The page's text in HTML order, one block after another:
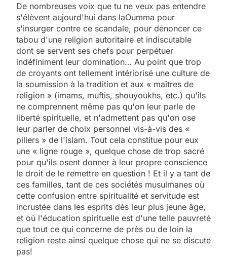
De nombreuses voix que tu ne veux pas entendre
s'élèvent aujourd'hui dans laOumma pour
s'insurger contre ce scandale, pour dénoncer ce
tabou d'une religion autoritaire et indiscutable
dont se servent ses chefs pour perpétuer
indéfiniment leur domination… Au point que trop
de croyants ont tellement intériorisé une culture de
la soumission à la tradition et aux « maîtres de
religion » (imams, muftis, shouyoukhs, etc.) qu'ils
ne comprennent même pas qu'on leur parle de
liberté spirituelle, et n'admettent pas qu'on ose
leur parler de choix personnel vis-à-vis des «
piliers » de l'islam. Tout cela constitue pour eux
une « ligne rouge », quelque chose de trop sacré
pour qu'ils osent donner à leur propre conscience
le droit de le remettre en question ! Et il y a tant de
ces familles, tant de ces sociétés musulmanes où
cette confusion entre spiritualité et servitude est
incrustée dans les esprits dès leur plus jeune âge,
et où l'éducation spirituelle est d'une telle pauvreté
que tout ce qui concerne de près ou de loin la
religion reste ainsi quelque chose qui ne se discute
pas!